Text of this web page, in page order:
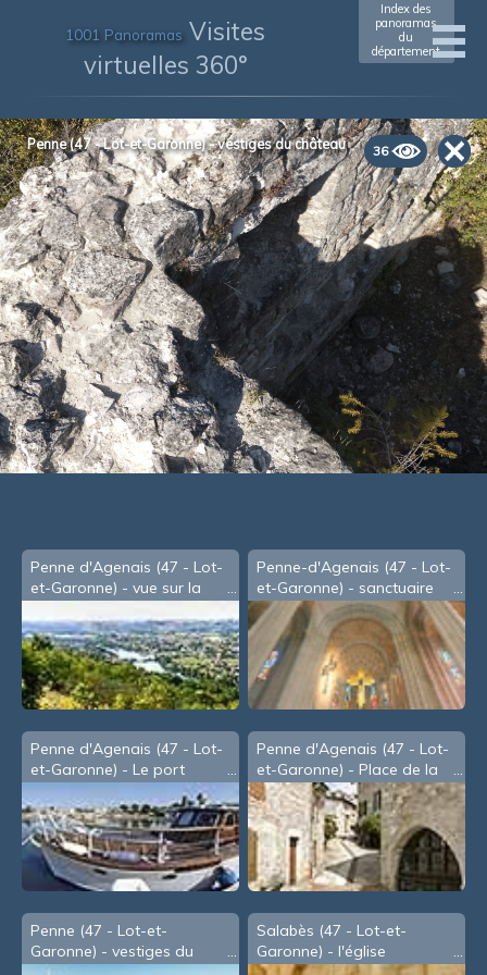
1001 Panoramas Visites
virtuelles 360°
Index des
panoramas
du
département
36
Penne (47 - Lot-et-Garonne) - vestiges du château
Penne d'Agenais (47 - Lot-
et-Garonne) - vue sur la
Penne-d'Agenais (47 - Lot-
et-Garonne) - sanctuaire
Notre-Dame de Peyragude
Penne d'Agenais (47 - Lot-
et-Garonne) - Le port
Penne d'Agenais (47 - Lot-
et-Garonne) - Place de la
Mairie
Penne (47 - Lot-et-
Garonne) - vestiges du
Salabès (47 - Lot-et-
Garonne) - l'église